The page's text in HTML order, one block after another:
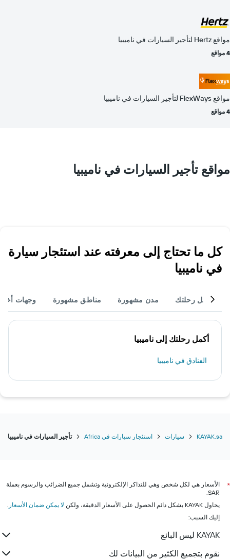
مواقع Hertz لتأجير السيارات في ناميبيا
4 مواقع
مواقع FlexWays لتأجير السيارات في ناميبيا
4 مواقع
مواقع تأجير السيارات في ناميبيا
كل ما تحتاج إلى معرفته عند استئجار سيارة
في ناميبيا
أكمل رحلتك مدن مشهورة مناطق مشهورة وجهات
أكمل رحلتك إلى ناميبيا
الفنادق في ناميبيا
KAYAK.sa سيارات استئجار سيارات في Africa تأجير السيارات في ناميبيا
*
الأسعار هي لكل شخص وهي للتذاكر الإلكترونية وتشمل جميع الضرائب والرسوم بعملة
SAR.
يحاول KAYAK بشكل دائم الحصول على الأسعار الدقيقة، ولكن
لا يمكن ضمان الأسعار
إليك السبب:
KAYAK ليس البائع
نقوم بتجميع الكثير من البيانات لك